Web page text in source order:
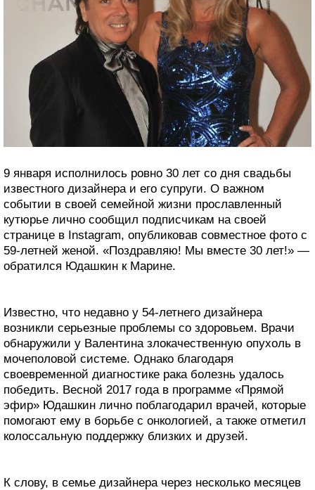
9 января исполнилось ровно 30 лет со дня свадьбы
известного дизайнера и его супруги. О важном
событии в своей семейной жизни прославленный
кутюрье лично сообщил подписчикам на своей
странице в Instagram, опубликовав совместное фото с
59-летней женой. «Поздравляю! Мы вместе 30 лет!» —
обратился Юдашкин к Марине.
Известно, что недавно у 54-летнего дизайнера
возникли серьезные проблемы со здоровьем. Врачи
обнаружили у Валентина злокачественную опухоль в
мочеполовой системе. Однако благодаря
своевременной диагностике рака болезнь удалось
победить. Весной 2017 года в программе «Прямой
эфир» Юдашкин лично поблагодарил врачей, которые
помогают ему в борьбе с онкологией, а также отметил
колоссальную поддержку близких и друзей.
К слову, в семье дизайнера через несколько месяцев